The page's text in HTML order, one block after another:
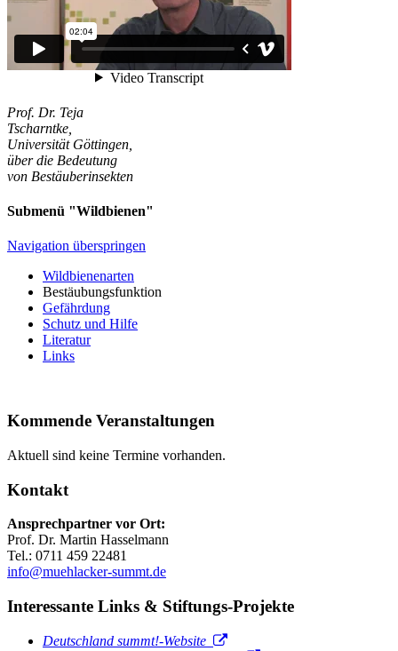
Prof. Dr. Teja
Tscharntke,
Universität Göttingen,
über die Bedeutung
von Bestäuberinsekten
Submenü "Wildbienen"
Navigation überspringen
Wildbienenarten
Bestäubungsfunktion
Gefährdung
Schutz und Hilfe
Literatur
Links
Kommende Veranstaltungen
Aktuell sind keine Termine vorhanden.
Kontakt
Ansprechpartner vor Ort:
Prof. Dr. Martin Hasselmann
Tel.: 0711 459 22481
info@muehlacker-summt.de
Interessante Links & Stiftungs-Projekte
Deutschland summt!-Website